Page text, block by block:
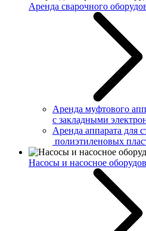
Аренда сварочного
Аренда муфтового
с закладными
Аренда аппарата для
полиэтиленовых
Насосы и насосное